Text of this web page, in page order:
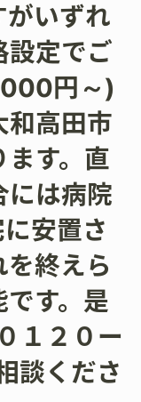
がいずれ
設定でご
円～)
和高田市
す。直
には病院
安置さ
終えら
す。是
１２０ー
談くださ